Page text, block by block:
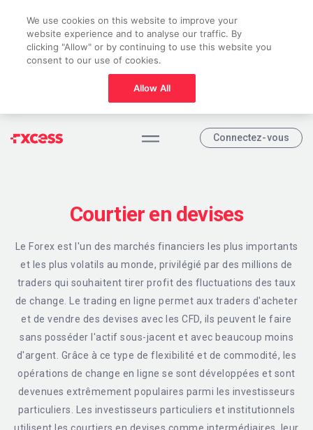
Connectez-vous
Courtier en devises
Le Forex est l'un des marchés financiers les plus importants
et les plus volatils au monde, privilégié par des millions de
traders qui souhaitent tirer profit des fluctuations des taux
de change. Le trading en ligne permet aux traders d'acheter
et de vendre des devises avec les CFD, ils peuvent le faire
sans posséder l'actif sous-jacent et avec beaucoup moins
d'argent. Grâce à ce type de flexibilité et de commodité, les
opérations de change en ligne se sont développées et sont
devenues extrêmement populaires parmi les investisseurs
particuliers. Les investisseurs particuliers et institutionnels
We use cookies on this website to improve your
website experience and to analyse our traffic. By
clicking "Allow" or by continuing to use this website you
consent to our use of cookies.
Allow All